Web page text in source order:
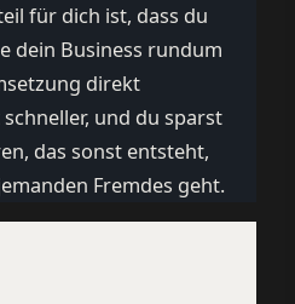
für dich ist, dass du
dein Business rundum
direkt
und du sparst
das sonst entsteht,
Fremdes geht.